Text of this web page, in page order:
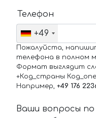
Телефон
+49
Пожалуйста,
телефона в полном
Формат выглядит
+Код_страны
Например, +49 176
Ваши вопросы